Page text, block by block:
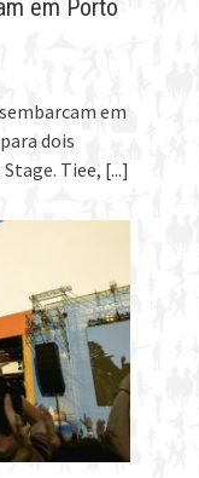
em Porto
em
dois
Tiee, [...]